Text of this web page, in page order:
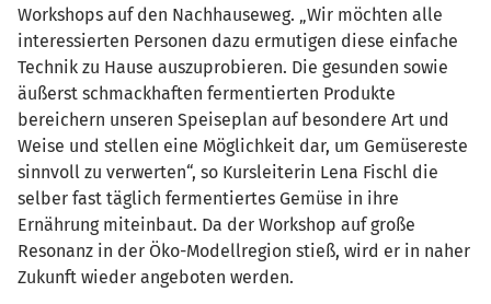
Workshops auf den Nachhauseweg. „Wir möchten alle
interessierten Personen dazu ermutigen diese einfache
Technik zu Hause auszuprobieren. Die gesunden sowie
äußerst schmackhaften fermentierten Produkte
bereichern unseren Speiseplan auf besondere Art und
Weise und stellen eine Möglichkeit dar, um Gemüsereste
sinnvoll zu verwerten“, so Kursleiterin Lena Fischl die
selber fast täglich fermentiertes Gemüse in ihre
Ernährung miteinbaut. Da der Workshop auf große
Resonanz in der Öko-Modellregion stieß, wird er in naher
Zukunft wieder angeboten werden.